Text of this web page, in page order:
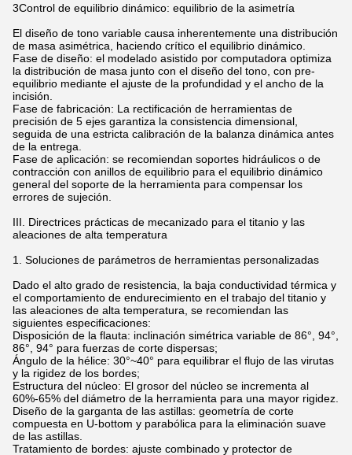
3Control de equilibrio dinámico: equilibrio de la asimetría
El diseño de tono variable causa inherentemente una distribución
de masa asimétrica, haciendo crítico el equilibrio dinámico.
Fase de diseño: el modelado asistido por computadora optimiza
la distribución de masa junto con el diseño del tono, con pre-
equilibrio mediante el ajuste de la profundidad y el ancho de la
incisión.
Fase de fabricación: La rectificación de herramientas de
precisión de 5 ejes garantiza la consistencia dimensional,
seguida de una estricta calibración de la balanza dinámica antes
de la entrega.
Fase de aplicación: se recomiendan soportes hidráulicos o de
contracción con anillos de equilibrio para el equilibrio dinámico
general del soporte de la herramienta para compensar los
errores de sujeción.
III. Directrices prácticas de mecanizado para el titanio y las
aleaciones de alta temperatura
1. Soluciones de parámetros de herramientas personalizadas
Dado el alto grado de resistencia, la baja conductividad térmica y
el comportamiento de endurecimiento en el trabajo del titanio y
las aleaciones de alta temperatura, se recomiendan las
siguientes especificaciones:
Disposición de la flauta: inclinación simétrica variable de 86°, 94°,
86°, 94° para fuerzas de corte dispersas;
Ángulo de la hélice: 30°~40° para equilibrar el flujo de las virutas
y la rigidez de los bordes;
Estructura del núcleo: El grosor del núcleo se incrementa al
60%-65% del diámetro de la herramienta para una mayor rigidez.
Diseño de la garganta de las astillas: geometría de corte
compuesta en U-bottom y parabólica para la eliminación suave
de las astillas.
Tratamiento de bordes: ajuste combinado y protector de